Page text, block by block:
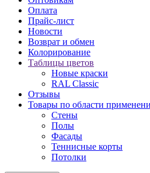
Оплата
Прайс-лист
Новости
Возврат и обмен
Колорирование
Таблицы цветов
Новые краски
RAL Classic
Отзывы
Товары по области
Стены
Полы
Фасады
Теннисные корты
Потолки